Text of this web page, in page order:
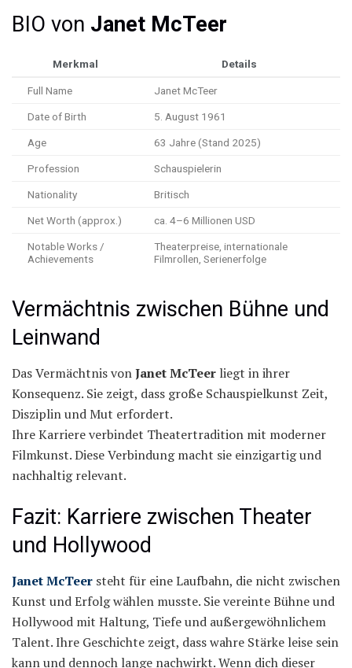
BIO von Janet McTeer
Merkmal Details
Full Name Janet McTeer
Date of Birth 5. August 1961
Age 63 Jahre (Stand 2025)
Profession Schauspielerin
Nationality Britisch
Net Worth (approx.) ca. 4–6 Millionen USD
Notable Works /
Achievements
Theaterpreise, internationale
Filmrollen, Serienerfolge
Vermächtnis zwischen Bühne und
Leinwand
Das Vermächtnis vonJanet McTeer liegt in ihrer
Konsequenz. Sie zeigt, dass große Schauspielkunst Zeit,
Disziplin und Mut erfordert.
Ihre Karriere verbindet Theatertradition mit moderner
Filmkunst. Diese Verbindung macht sie einzigartig und
nachhaltig relevant.
Fazit: Karriere zwischen Theater
und Hollywood
Janet McTeer steht für eine Laufbahn, die nicht zwischen
Kunst und Erfolg wählen musste. Sie vereinte Bühne und
Hollywood mit Haltung, Tiefe und außergewöhnlichem
Talent. Ihre Geschichte zeigt, dass wahre Stärke leise sein
kann und dennoch lange nachwirkt. Wenn dich dieser